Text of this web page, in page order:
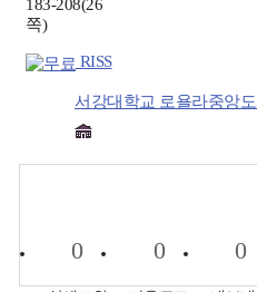
183-208(26
쪽)
RISS
서강대학교 로욜라중앙
0 0 0